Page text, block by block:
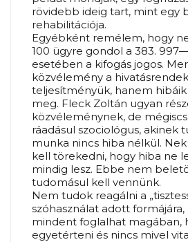
rövidebb ideig tart, mint egy
rehabilitációja.
Egyébként remélem, hogy
100 ügyre gondol a 383.
esetében a kifogás jogos.
közvélemény a
teljesítményük, hanem
meg. Fleck Zoltán ugyan
közvéleménynek, de
ráadásul szociológus, akinek
munka nincs hiba nélkül.
kell törekedni, hogy hiba ne
mindig lesz. Ebbe nem
tudomásul kell vennünk.
Nem tudok reagálni a
szóhasználat adott
mindent foglalhat magában,
egyetérteni és nincs mivel